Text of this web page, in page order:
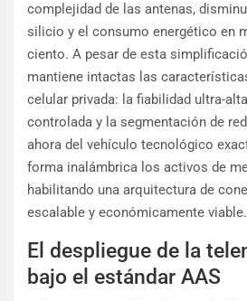
complejidad de las antenas,
silicio y el consumo energético en
ciento. A pesar de esta
mantiene intactas las
celular privada: la fiabilidad ultra-
controlada y la segmentación de
ahora del vehículo tecnológico
forma inalámbrica los activos de
habilitando una arquitectura de
escalable y económicamente viable.
El despliegue de la
bajo el estándar AAS